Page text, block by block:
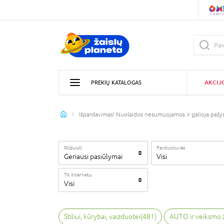
PREKIŲ KATALOGAS
Išpardavimas! Nuolaidos nesumuojamos ir galioja
Rūšiuoti
Geriausi pasiūlymai
Parduotuvės
Visi
Tik internetu
Visi
Stiliui, kūrybai, vaizduotei(481) AUTO ir veiksmo